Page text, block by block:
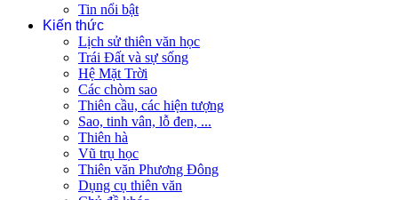
Tin nổi bật
Kiến thức
Lịch sử thiên văn học
Trái Đất và sự sống
Hệ Mặt Trời
Các chòm sao
Thiên cầu, các hiện tượng
Sao, tinh vân, lỗ đen, ...
Thiên hà
Vũ trụ học
Thiên văn Phương Đông
Dụng cụ thiên văn